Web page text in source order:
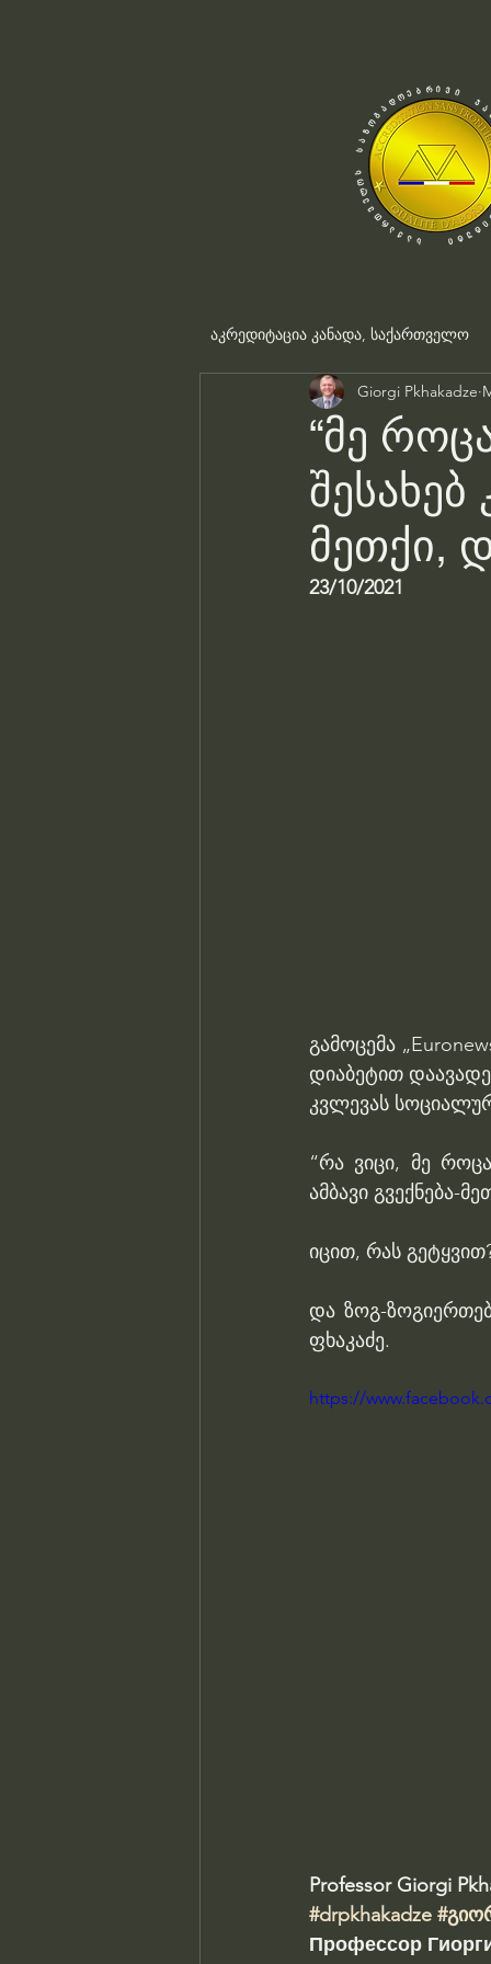
აკრედიტაცია კანადა, საქართველო
“მე
შესახებ
მეთქი,
Giorgi Pkhakadze
23/10/2021
გამოცემა
დიაბეტით
კვლევას
“რა ვიცი, მე
ამბავი გვექნება-
იცით, რას
და ზოგ-
ფხაკაძე.
https://
Professor Giorgi
#drpkhakadze
Профессор